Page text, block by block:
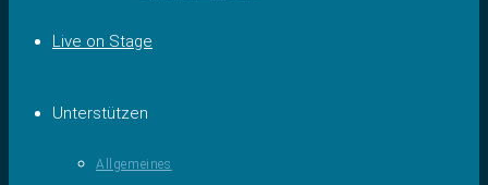
Live on Stage
Unterstützen
Allgemeines